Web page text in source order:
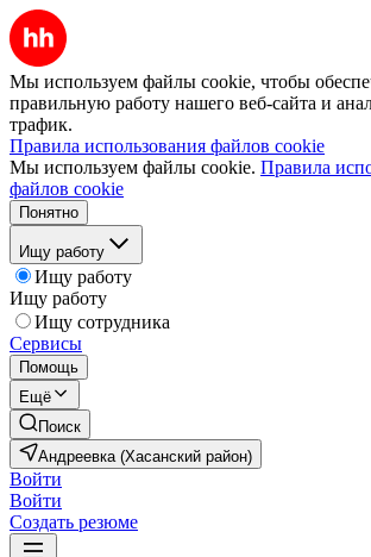
Мы используем файлы cookie, чтобы
правильную работу нашего веб-сайта и
трафик.
Правила использования файлов cookie
Мы используем файлы cookie. Правила
файлов cookie
Понятно
Ищу работу
Ищу работу
Ищу работу
Ищу сотрудника
Сервисы
Помощь
Ещё
Поиск
Андреевка (Хасанский район)
Войти
Войти
Создать резюме